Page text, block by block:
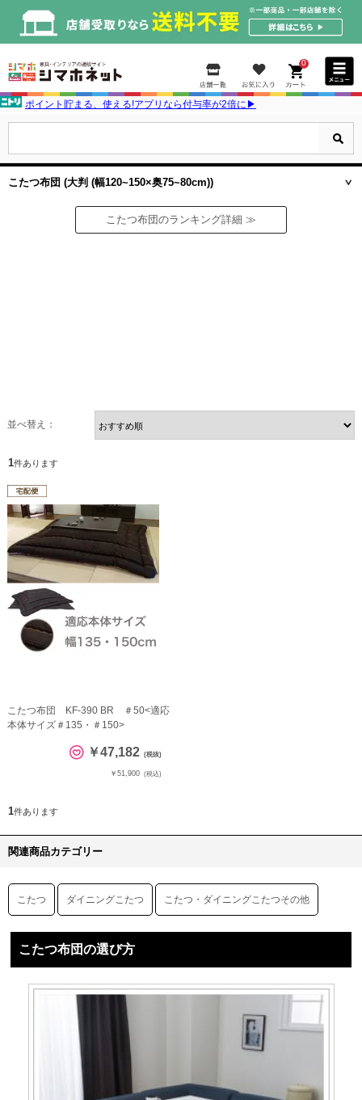
0
ポイント貯まる、使える!アプリなら付与率が2倍に▶
こたつ布団 (大判 (幅120~150×奥75~80cm))
こたつ布団のランキング詳細 ≫
並べ替え：
1件あります
こたつ布団 KF-390 BR ＃50<適応
本体サイズ＃135・＃150>
￥47,182 (税抜)
￥51,900 (税込)
1件あります
関連商品カテゴリー
こたつ ダイニングこたつ こたつ・ダイニングこたつその他
こたつ布団の選び方